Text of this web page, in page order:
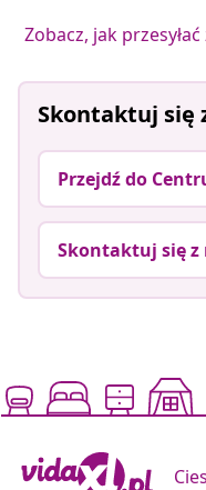
Zobacz, jak
Skontaktuj się
Przejdź do
Skontaktuj się z